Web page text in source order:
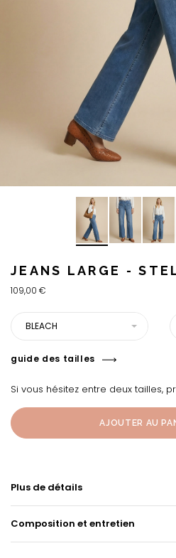
JEANS LARGE -
109,00 €
BLEACH
guide des tailles
Si vous hésitez entre deux tailles,
AJOUTER AU
Plus de détails
Composition et entretien